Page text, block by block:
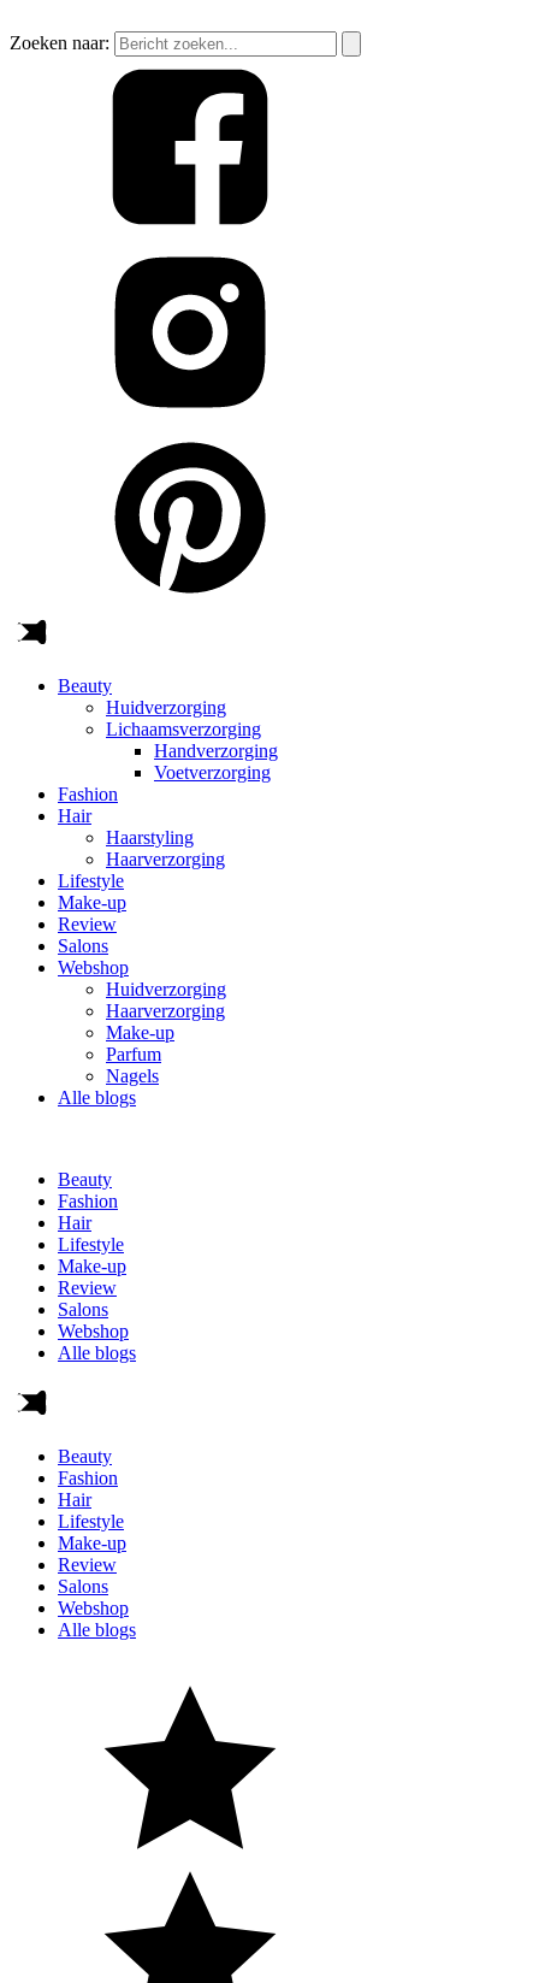
Zoeken naar:
Beauty
Huidverzorging
Lichaamsverzorging
Handverzorging
Voetverzorging
Fashion
Hair
Haarstyling
Haarverzorging
Lifestyle
Make-up
Review
Salons
Webshop
Huidverzorging
Haarverzorging
Make-up
Parfum
Nagels
Alle blogs
Beauty
Fashion
Hair
Lifestyle
Make-up
Review
Salons
Webshop
Alle blogs
Beauty
Fashion
Hair
Lifestyle
Make-up
Review
Salons
Webshop
Alle blogs